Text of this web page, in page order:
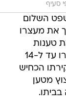
סעיף
השלום
את מעצרו
את טענות
הצדדים, האריך בית המשפט את מעצרו עד ל-14
הכחיש
מטען
בביתו.